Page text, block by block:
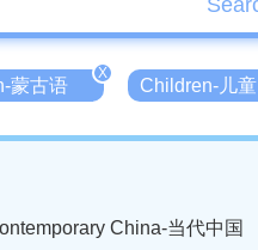
蒙古语
X
Children-儿童
China-当代中国